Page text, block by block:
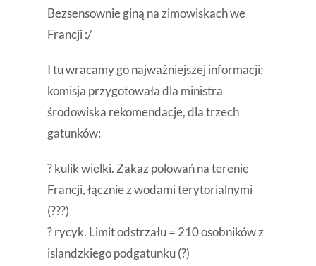
Bezsensownie giną na zimowiskach we
Francji :/
I tu wracamy go najważniejszej informacji:
komisja przygotowała dla ministra
środowiska rekomendacje, dla trzech
gatunków:
? kulik wielki. Zakaz polowań na terenie
Francji, łącznie z wodami terytorialnymi
(???)
? rycyk. Limit odstrzału = 210 osobników z
islandzkiego podgatunku (?)